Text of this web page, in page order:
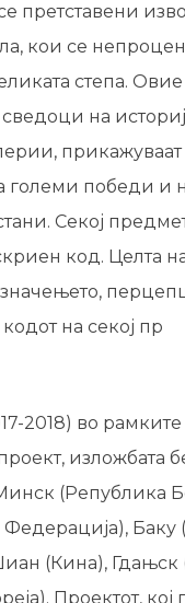
претставени
кои се
степа.
на
големи победи и
Секој
код. Целта
на секој пр
2018) во рамките
изложбата
(Република
Баку
(Кина), Гдањск
Проектот, кој